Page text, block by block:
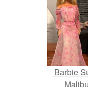
Barbie